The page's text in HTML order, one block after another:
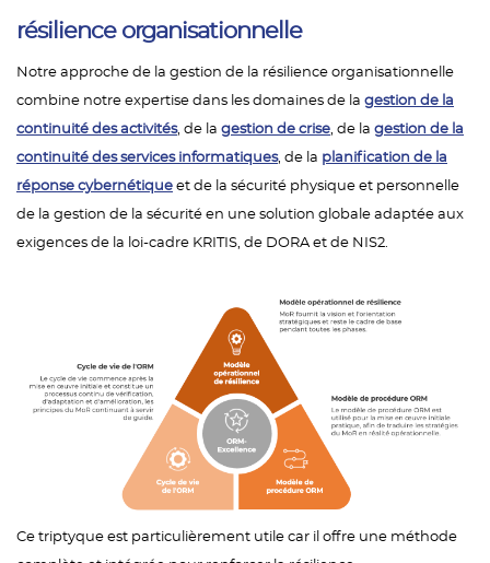
résilience organisationnelle
Notre approche de la gestion de la résilience organisationnelle
combine notre expertise dans les domaines de la gestion de la
continuité des activités, de la gestion de crise, de la gestion de la
continuité des services informatiques, de la planification de la
réponse cybernétique et de la sécurité physique et personnelle
de la gestion de la sécurité en une solution globale adaptée aux
exigences de la loi-cadre KRITIS, de DORA et de NIS2.
Ce triptyque est particulièrement utile car il offre une méthode